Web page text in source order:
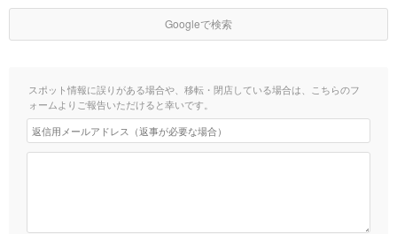
Googleで検索
スポット情報に誤りがある場合や、移転・閉店している場合は、こちらのフ
ォームよりご報告いただけると幸いです。